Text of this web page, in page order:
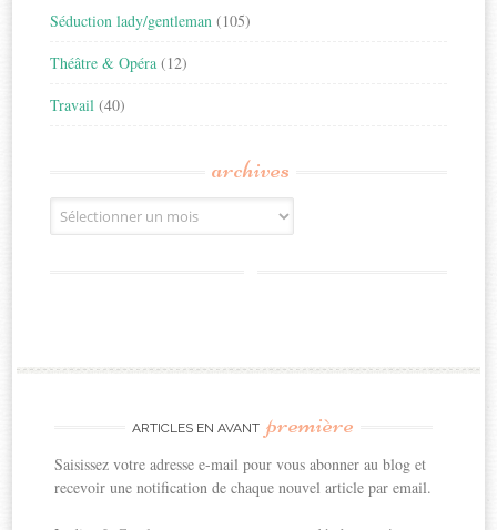
Séduction lady/gentleman (105)
Théâtre & Opéra (12)
Travail (40)
archives
Archives
ARTICLES EN AVANT première
Saisissez votre adresse e-mail pour vous abonner au blog et
recevoir une notification de chaque nouvel article par email.